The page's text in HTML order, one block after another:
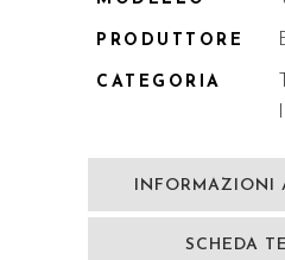
PRODUTTORE
CATEGORIA
INFORMAZIONI
SCHEDA